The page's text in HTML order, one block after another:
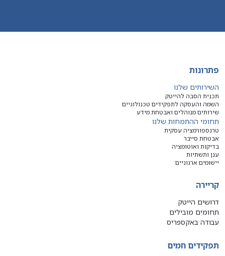
פתרונות
השירותים שלנו
תכנית הסבה להייטק
השמה והעסקה לתפקידים טכנולוגיים
שירותים מנוהלים ואבטחת מידע
תחומי ההתמחות שלנו
טרנספורמציה עסקית
אבטחת סייבר
בדיקות ואוטומציה
ענן ותשתיות
יישומים ארגוניים
קריירה
דרושים הייטק
תחומים מובילים
עבודה באקספריס
תפקידים חמים